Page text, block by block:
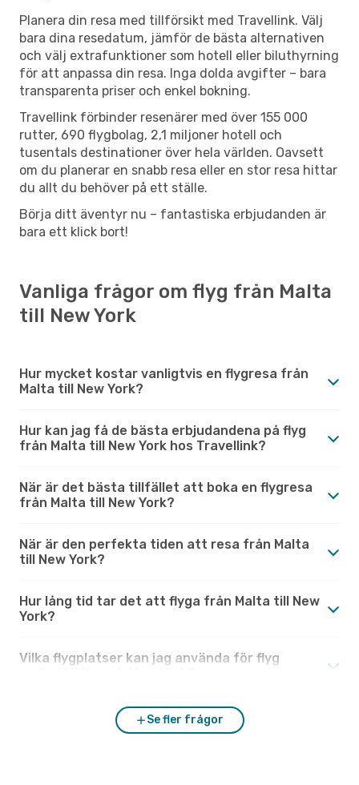
Planera din resa med tillförsikt med Travellink. Välj
bara dina resedatum, jämför de bästa alternativen
och välj extrafunktioner som hotell eller biluthyrning
för att anpassa din resa. Inga dolda avgifter – bara
transparenta priser och enkel bokning.
Travellink förbinder resenärer med över 155 000
rutter, 690 flygbolag, 2,1 miljoner hotell och
tusentals destinationer över hela världen. Oavsett
om du planerar en snabb resa eller en stor resa hittar
du allt du behöver på ett ställe.
Börja ditt äventyr nu – fantastiska erbjudanden är
bara ett klick bort!
Vanliga frågor om flyg från Malta
till New York
Hur mycket kostar vanligtvis en flygresa från
Malta till New York?
Hur kan jag få de bästa erbjudandena på flyg
från Malta till New York hos Travellink?
När är det bästa tillfället att boka en flygresa
från Malta till New York?
När är den perfekta tiden att resa från Malta
till New York?
Hur lång tid tar det att flyga från Malta till New
York?
Vilka flygplatser kan jag använda för flyg
Se fler frågor